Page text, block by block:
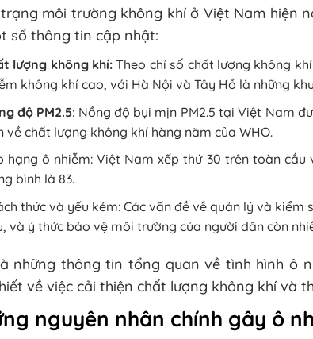
môi trường không khí ở Việt Nam hiện
số thông tin cập nhật:
lượng không khí: Theo chỉ số chất lượng không
không khí cao, với Hà Nội và Tây Hồ là những
độ PM2.5: Nồng độ bụi mịn PM2.5 tại Việt Nam
về chất lượng không khí hàng năm của WHO.
hạng ô nhiễm: Việt Nam xếp thứ 30 trên toàn
bình là 83.
thức và yếu kém: Các vấn đề về quản lý và
và ý thức bảo vệ môi trường của người dân còn
những thông tin tổng quan về tình hình ô
về việc cải thiện chất lượng không khí và
nguyên nhân chính gây ô